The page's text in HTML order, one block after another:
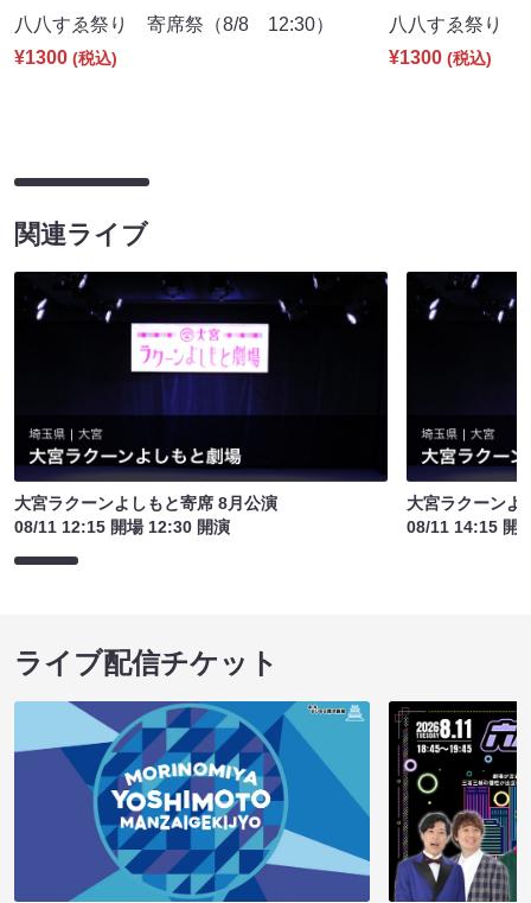
八八すゑ祭り 寄席祭（8/8 12:30）
¥1300 (税込)
八八すゑ祭り
¥1300 (税込)
関連ライブ
大宮ラクーンよしもと寄席 8月公演
08/11 12:15 開場 12:30 開演
大宮ラクーンよ
08/11 14:15 開
ライブ配信チケット